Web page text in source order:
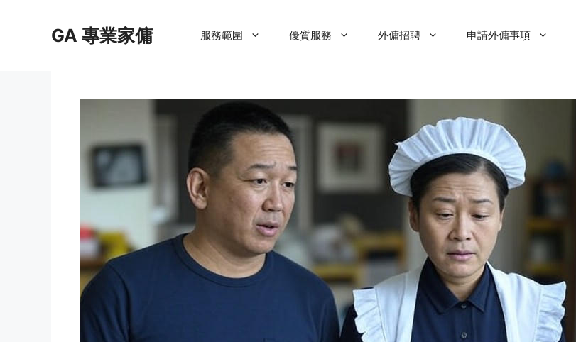
GA 專業家傭 服務範圍 優質服務 外傭招聘 申請外傭事項